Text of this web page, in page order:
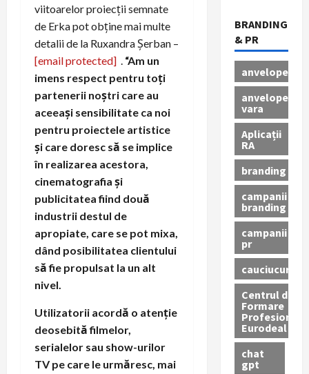
viitoarelor proiecții semnate
de Erka pot obține mai multe
detalii de la Ruxandra Șerban –
[email protected] . “Am un
imens respect pentru toți
partenerii noștri care au
aceeași sensibilitate ca noi
pentru proiectele artistice
și care doresc să se implice
în realizarea acestora,
cinematografia și
publicitatea fiind două
industrii destul de
apropiate, care se pot mixa,
dând posibilitatea clientului
să fie propulsat la un alt
nivel.
Utilizatorii acordă o atenție
deosebită filmelor,
serialelor sau show-urilor
TV pe care le urmăresc, mai
BRANDING
& PR
anvelope
anvelope
vara
Aplicații
RA
branding
campanii
branding
campanii
pr
cauciucuri
Centrul de
Formare
Profesionala
Eurodeal
chat
gpt